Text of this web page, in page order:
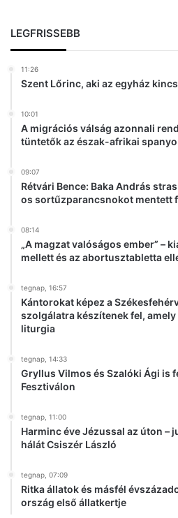
LEGFRISSEBB
11:26
Szent Lőrinc, aki az egyház
10:01
A migrációs válság azonnali
tüntetők az észak-afrikai
09:07
Rétvári Bence: Baka András
os sortűzparancsnokot mentett
08:14
„A magzat valóságos ember” –
mellett és az abortusztabletta
tegnap, 16:57
Kántorokat képez a
szolgálatra készítenek fel,
liturgia
tegnap, 14:33
Gryllus Vilmos és Szalóki Ági is
Fesztiválon
tegnap, 11:00
Harminc éve Jézussal az úton –
hálát Csiszér László
tegnap, 07:09
Ritka állatok és másfél
ország első állatkertje